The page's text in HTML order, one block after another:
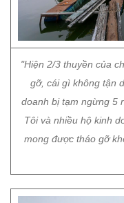
"Hiện 2/3 thuyền của
gỡ, cái gì không tận
doanh bị tạm ngừng 5
Tôi và nhiều hộ kinh
mong được tháo gỡ